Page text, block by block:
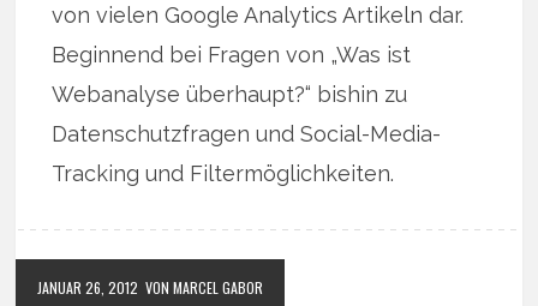
von vielen Google Analytics Artikeln dar.
Beginnend bei Fragen von „Was ist
Webanalyse überhaupt?“ bishin zu
Datenschutzfragen und Social-Media-
Tracking und Filtermöglichkeiten.
JANUAR 26, 2012 VON MARCEL GABOR